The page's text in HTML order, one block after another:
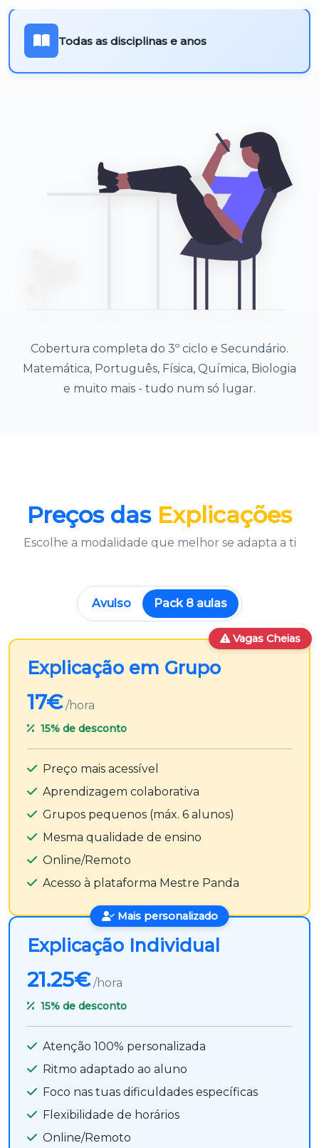
Todas as disciplinas e anos
Cobertura completa do 3º ciclo e Secundário.
Matemática, Português, Física, Química, Biologia
e muito mais - tudo num só lugar.
Preços das Explicações
Escolhe a modalidade que melhor se adapta a ti
Avulso Pack 8 aulas
Vagas Cheias
Explicação em Grupo
17€ /hora
15% de desconto
Preço mais acessível
Aprendizagem colaborativa
Grupos pequenos (máx. 6 alunos)
Mesma qualidade de ensino
Online/Remoto
Acesso à plataforma Mestre Panda
Mais personalizado
Explicação Individual
21.25€ /hora
15% de desconto
Atenção 100% personalizada
Ritmo adaptado ao aluno
Foco nas tuas dificuldades específicas
Flexibilidade de horários
Online/Remoto